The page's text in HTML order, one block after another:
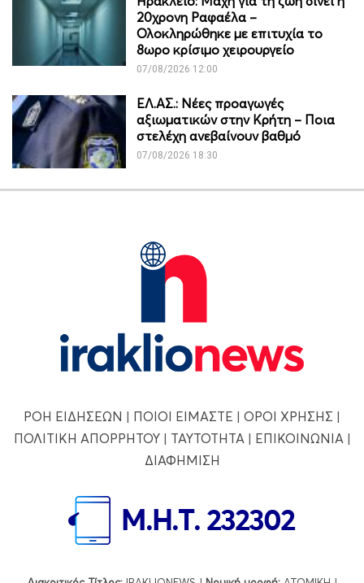
20χρονη Ραφαέλα –
Ολοκληρώθηκε με επιτυχία το
8ωρο κρίσιμο χειρουργείο
07/08/2026 12:00
ΕΛ.ΑΣ.: Νέες προαγωγές
αξιωματικών στην Κρήτη – Ποια
στελέχη ανεβαίνουν βαθμό
07/08/2026 18:30
ΡΟΗ ΕΙΔΗΣΕΩΝ | ΠΟΙΟΙ ΕΙΜΑΣΤΕ | ΟΡΟΙ ΧΡΗΣΗΣ |
ΠΟΛΙΤΙΚΗ ΑΠΟΡΡΗΤΟΥ| ΤΑΥΤΟΤΗΤΑ| ΕΠΙΚΟΙΝΩΝΙΑ|
ΔΙΑΦΗΜΙΣΗ